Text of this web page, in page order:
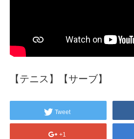
【テニス】【サーブ】
Tweet
+1